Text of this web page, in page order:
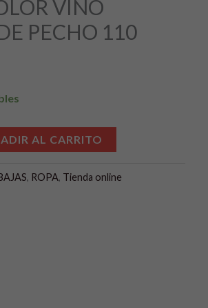
VINO
PECHO 110
€.
AL CARRITO
, ROPA, Tienda online